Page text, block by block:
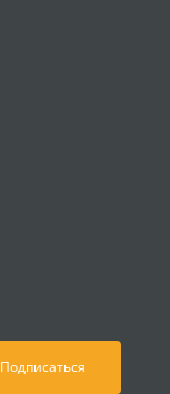
Подписаться